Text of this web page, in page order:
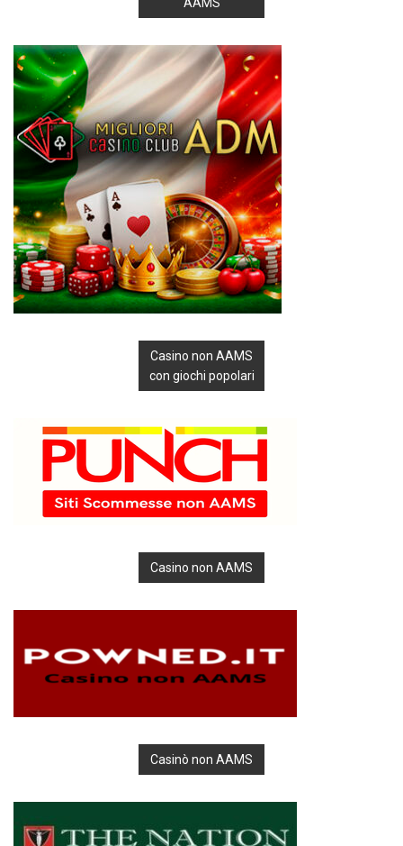
Casino non AAMS
con giochi popolari
Casino non AAMS
Casinò non AAMS